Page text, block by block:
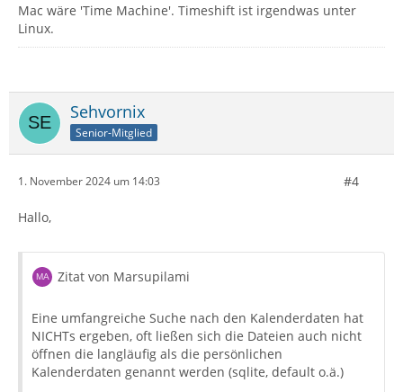
Mac wäre 'Time Machine'. Timeshift ist irgendwas unter
Linux.
Sehvornix
Senior-Mitglied
1. November 2024 um 14:03 #4
Hallo,
Zitat von Marsupilami
Eine umfangreiche Suche nach den Kalenderdaten hat
NICHTs ergeben, oft ließen sich die Dateien auch nicht
öffnen die langläufig als die persönlichen
Kalenderdaten genannt werden (sqlite, default o.ä.)